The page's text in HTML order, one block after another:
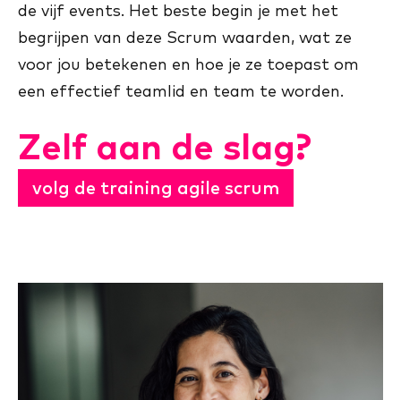
de vijf events. Het beste begin je met het
begrijpen van deze Scrum waarden, wat ze
voor jou betekenen en hoe je ze toepast om
een ​​effectief teamlid en team te worden.
Zelf aan de slag?
volg de training agile scrum